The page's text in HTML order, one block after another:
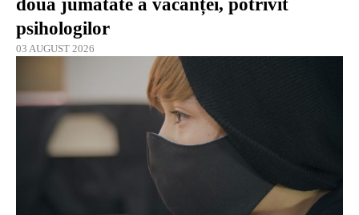
doua jumătate a vacanței, potrivit
psihologilor
03 AUGUST 2026